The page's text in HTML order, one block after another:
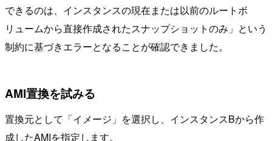
できるのは、インスタンスの現在または以前のルートボ
リュームから直接作成されたスナップショットのみ」という
制約に基づきエラーとなることが確認できました。
AMI置換を試みる
置換元として「イメージ」を選択し、インスタンスBから作
成したAMIを指定します。